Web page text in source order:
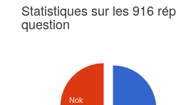
Statistiques sur les 916
question
Nok